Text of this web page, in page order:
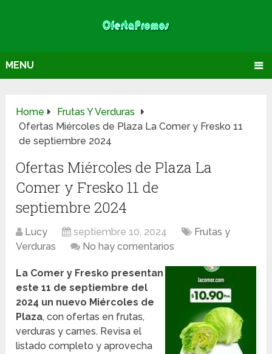
MENU
Home
Frutas Y Verduras
Ofertas Miércoles de Plaza La Comer y Fresko 11
de septiembre 2024
Ofertas Miércoles de Plaza La
Comer y Fresko 11 de
septiembre 2024
Lucy septiembre 10, 2024
Frutas y
Verduras
No hay comentarios
La Comer y Fresko presentan
este 11 de septiembre del
2024 un nuevo Miércoles de
Plaza, con ofertas en frutas,
verduras y carnes. Revisa el
listado completo y aprovecha